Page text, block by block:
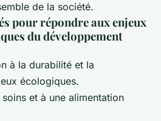
de la société.
pour répondre aux enjeux
du développement
à la durabilité et la
écologiques.
et à une alimentation